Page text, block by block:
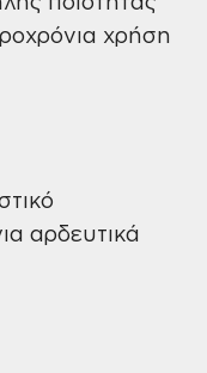
χρήση
αρδευτικά